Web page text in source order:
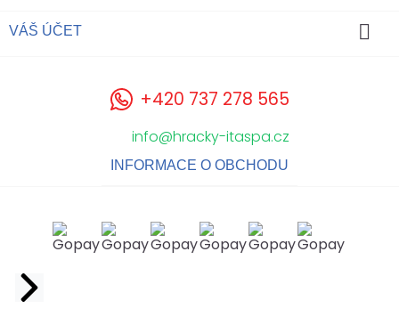
VÁŠ ÚČET 
+420 737 278 565
info@hracky-itaspa.cz
INFORMACE O OBCHODU